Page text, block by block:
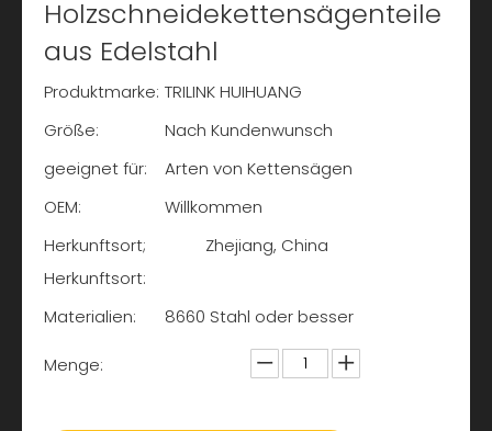
Holzschneidekettensägenteile
aus Edelstahl
Produktmarke: TRILINK HUIHUANG
Größe:
Nach Kundenwunsch
geeignet für:
Arten von Kettensägen
OEM:
Willkommen
Herkunftsort;
Herkunftsort:
Zhejiang, China
Materialien: 8660 Stahl oder besser
Menge: